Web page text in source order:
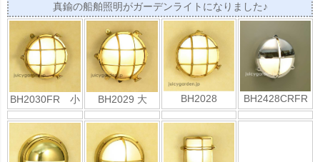
真鍮の船舶照明がガーデンライトになりました♪
BH2030FR 小 BH2029 大 BH2028 BH2428CRFR